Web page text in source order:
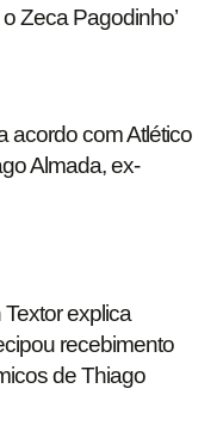
Zeca Pagodinho’
acordo com Atlético
Almada, ex-
explica
recebimento
de Thiago